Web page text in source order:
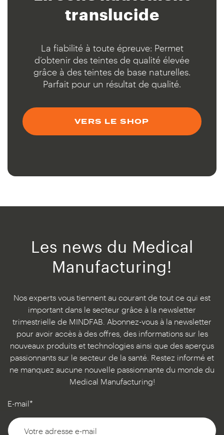
translucide
La fiabilité à toute épreuve: Permet
d’obtenir des teintes de qualité élevée
grâce à des teintes de base naturelles.
Parfait pour un résultat de qualité.
VERS LE SHOP
Les news du Medical
Manufacturing!
Nos experts vous tiennent au courant de tout ce qui est
important dans le secteur grâce à la newsletter
trimestrielle de MINDFAB. Abonnez-vous à la newsletter
pour avoir accès à des offres, des informations sur les
nouveaux produits et technologies ainsi que des aperçus
passionnants sur le secteur de la santé. Restez informé et
ne manquez aucune nouvelle passionnante du monde du
Medical Manufacturing!
E-mail*